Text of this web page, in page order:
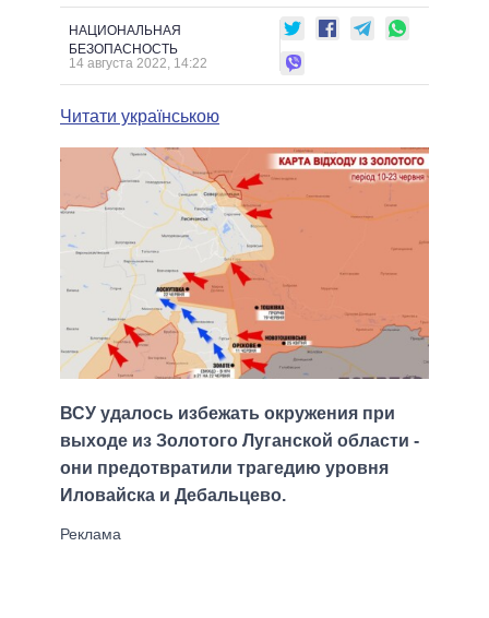
ГЛАВЫ ОБЛАДМИНИСТРАЦИЙ
МЭРЫ
ВСЕ ПЕРСОНЫ
СРАВНЕНИЕ ПОЛИТИКОВ
НАЦИОНАЛЬНАЯ
БЕЗОПАСНОСТЬ
14 августа 2022, 14:22
Читати українською
ВСУ удалось избежать окружения при
выходе из Золотого Луганской области -
они предотвратили трагедию уровня
Иловайска и Дебальцево.